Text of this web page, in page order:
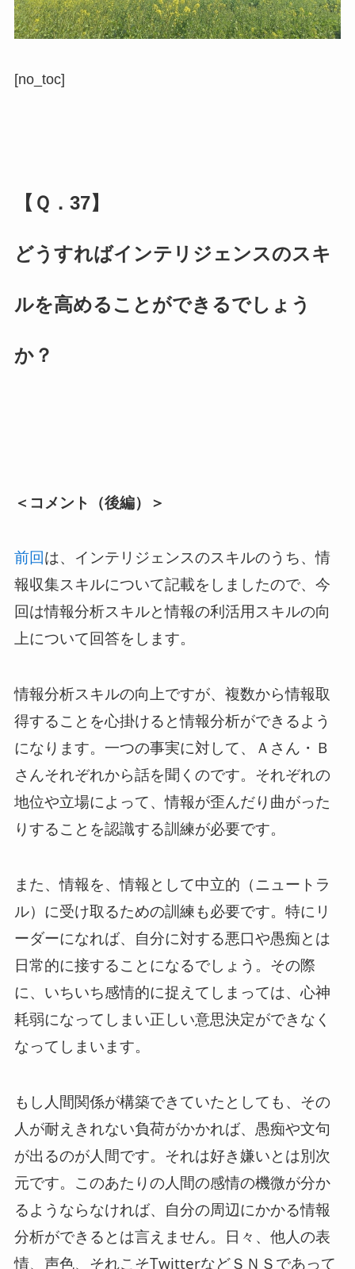
[no_toc]
【Ｑ．37】
どうすればインテリジェンスのスキ
ルを高めることができるでしょう
か？
＜コメント（後編）＞
前回は、インテリジェンスのスキルのうち、情
報収集スキルについて記載をしましたので、今
回は情報分析スキルと情報の利活用スキルの向
上について回答をします。
情報分析スキルの向上ですが、複数から情報取
得することを心掛けると情報分析ができるよう
になります。一つの事実に対して、Ａさん・Ｂ
さんそれぞれから話を聞くのです。それぞれの
地位や立場によって、情報が歪んだり曲がった
りすることを認識する訓練が必要です。
また、情報を、情報として中立的（ニュートラ
ル）に受け取るための訓練も必要です。特にリ
ーダーになれば、自分に対する悪口や愚痴とは
日常的に接することになるでしょう。その際
に、いちいち感情的に捉えてしまっては、心神
耗弱になってしまい正しい意思決定ができなく
なってしまいます。
もし人間関係が構築できていたとしても、その
人が耐えきれない負荷がかかれば、愚痴や文句
が出るのが人間です。それは好き嫌いとは別次
元です。このあたりの人間の感情の機微が分か
るようならなければ、自分の周辺にかかる情報
分析ができるとは言えません。日々、他人の表
情、声色、それこそTwitterなどＳＮＳであって